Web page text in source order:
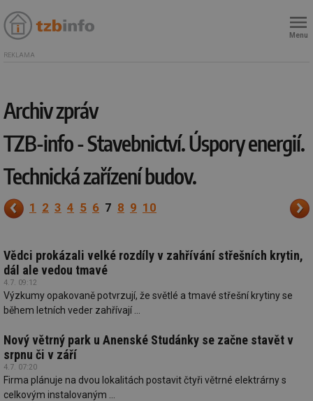
Menu
REKLAMA
Archiv zpráv
TZB-info - Stavebnictví. Úspory energií.
Technická zařízení budov.
1 2 3 4 5 6 7 8 9 10
Vědci prokázali velké rozdíly v zahřívání střešních krytin,
dál ale vedou tmavé
4.7. 09:12
Výzkumy opakovaně potvrzují, že světlé a tmavé střešní krytiny se
během letních veder zahřívají ...
Nový větrný park u Anenské Studánky se začne stavět v
srpnu či v září
4.7. 07:20
Firma plánuje na dvou lokalitách postavit čtyři větrné elektrárny s
celkovým instalovaným ...